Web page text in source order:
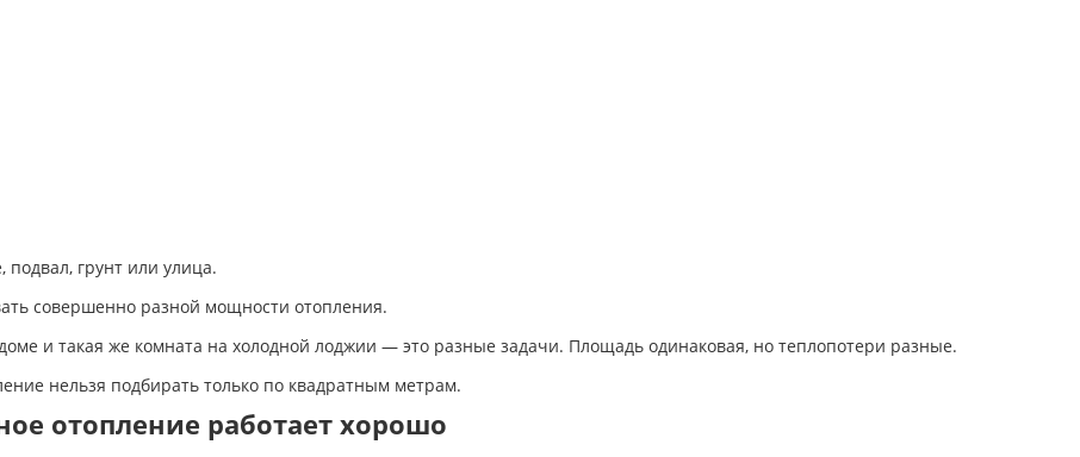
грунт или улица.
совершенно разной мощности отопления.
и такая же комната на холодной лоджии — это разные задачи. Площадь одинаковая, но теплопотери разные.
нельзя подбирать только по квадратным метрам.
отопление работает хорошо